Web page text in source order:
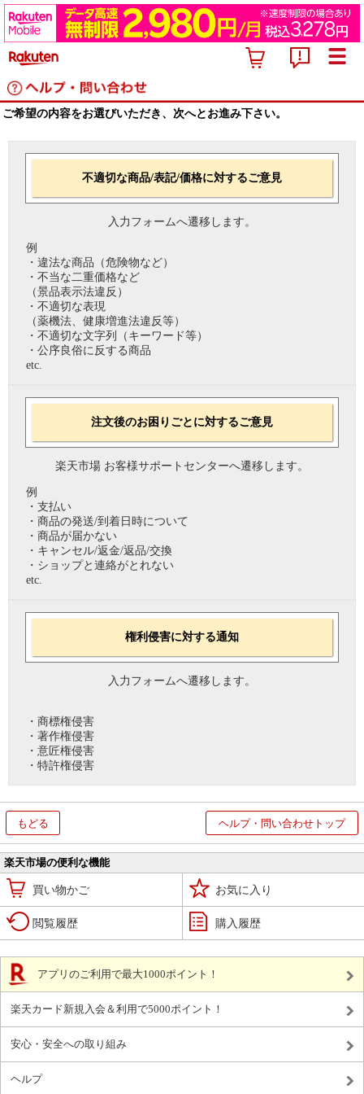
ご希望の内容をお選びいただき、次へとお進み下さい。
不適切な商品/表記/価格に対するご意見
入力フォームへ遷移します。
例
・違法な商品（危険物など）
・不当な二重価格など
（景品表示法違反）
・不適切な表現
（薬機法、健康増進法違反等）
・不適切な文字列（キーワード等）
・公序良俗に反する商品
etc.
注文後のお困りごとに対するご意見
楽天市場 お客様サポートセンターへ遷移します。
例
・支払い
・商品の発送/到着日時について
・商品が届かない
・キャンセル/返金/返品/交換
・ショップと連絡がとれない
etc.
権利侵害に対する通知
入力フォームへ遷移します。
・商標権侵害
・著作権侵害
・意匠権侵害
・特許権侵害
もどる ヘルプ・問い合わせトップ
楽天市場の便利な機能
買い物かご お気に入り
閲覧履歴 購入履歴
アプリのご利用で最大1000ポイント！
楽天カード新規入会＆利用で5000ポイント！
安心・安全への取り組み
ヘルプ